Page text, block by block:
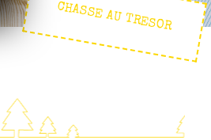
CHASSE AU TRESOR